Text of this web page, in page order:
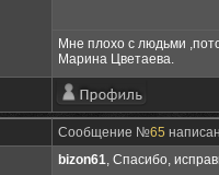
Мне плохо с людьми
Марина Цветаева.
Сообщение №65
bizon61, Спасибо,